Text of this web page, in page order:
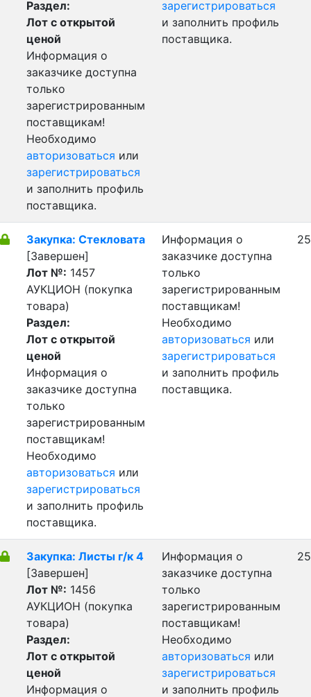
Раздел:
Лот с открытой
ценой
Информация о
заказчике доступна
только
зарегистрированным
поставщикам!
Необходимо
авторизоваться или
зарегистрироваться
и заполнить профиль
поставщика.
зарегистрироваться
и заполнить профиль
поставщика.
Закупка: Стекловата
[Завершен]
Лот №: 1457
АУКЦИОН (покупка
товара)
Раздел:
Лот с открытой
ценой
Информация о
заказчике доступна
только
зарегистрированным
поставщикам!
Необходимо
авторизоваться или
зарегистрироваться
и заполнить профиль
поставщика.
Информация о
заказчике доступна
только
зарегистрированным
поставщикам!
Необходимо
авторизоваться или
зарегистрироваться
и заполнить профиль
поставщика.
Закупка: Листы г/к 4
[Завершен]
Лот №: 1456
АУКЦИОН (покупка
товара)
Раздел:
Лот с открытой
ценой
Информация о
Информация о
заказчике доступна
только
зарегистрированным
поставщикам!
Необходимо
авторизоваться или
зарегистрироваться
и заполнить профиль